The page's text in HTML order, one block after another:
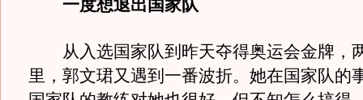
一度想退出国家队
从入选国家队到昨天夺得奥运会金牌，
里，郭文珺又遇到一番波折。她在国家队的